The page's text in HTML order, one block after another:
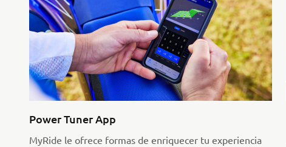
Power Tuner App
MyRide le ofrece formas de enriquecer tu experiencia